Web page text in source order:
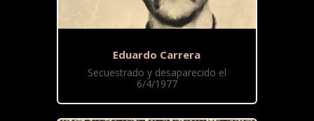
Eduardo Carrera
Secuestrado y desaparecido el
6/4/1977